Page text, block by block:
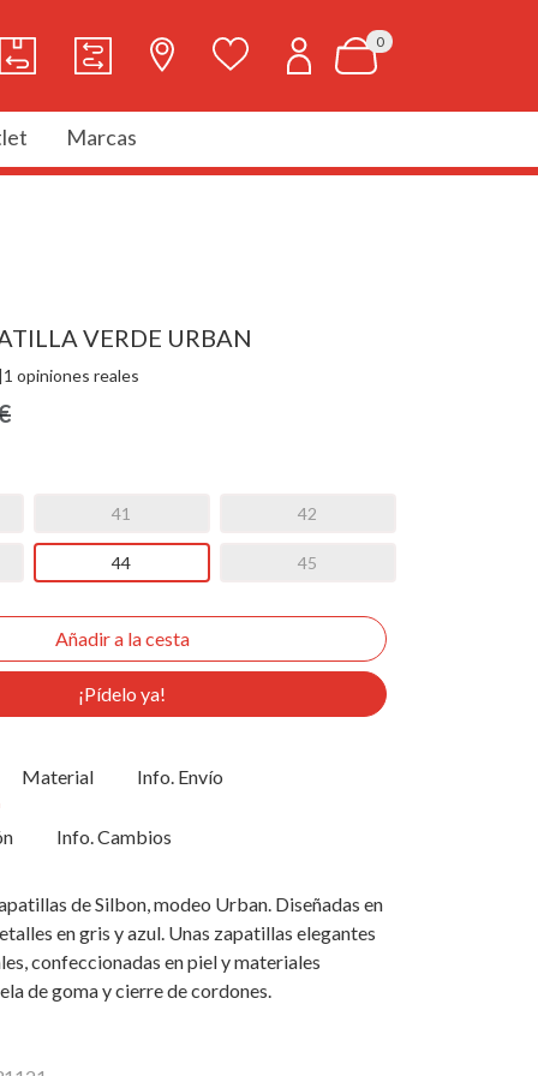
0
Marcas
VERDE URBAN
1 opiniones reales
41 42
44 45
¡Pídelo ya!
Material Info. Envío
Info. Cambios
de Silbon, modeo Urban. Diseñadas en
en gris y azul. Unas zapatillas elegantes
confeccionadas en piel y materiales
de goma y cierre de cordones.